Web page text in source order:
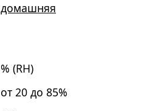
домашняя
% (RH)
от 20 до 85%